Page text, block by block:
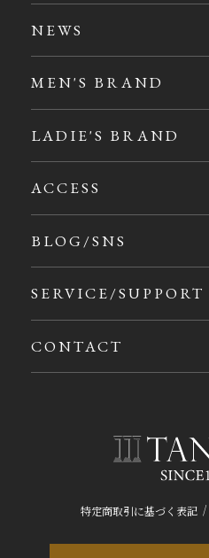
特定商取引に基づく表記 /
NEWS
MEN'S BRAND
LADIE'S BRAND
ACCESS
BLOG/SNS
SERVICE/SUPPORT
CONTACT